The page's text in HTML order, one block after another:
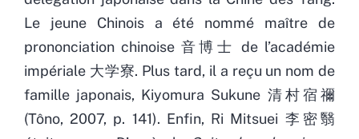
Le jeune Chinois a été nommé maître de
prononciation chinoise 音博士 de l’académie
impériale 大学寮. Plus tard, il a reçu un nom de
famille japonais, Kiyomura Sukune 清村宿禰
(Tôno, 2007, p. 141). Enfin, Ri Mitsuei 李密翳